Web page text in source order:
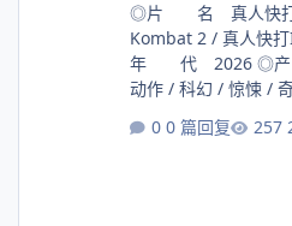
◎片 名 真人快
Kombat 2 / 真人快
年 代 2026 ◎
动作 / 科幻 / 惊悚
◎上映日期 2026-
2026-05-06(法国)
0 篇回复